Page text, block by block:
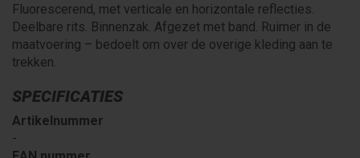
Fluorescerend, met verticale en horizontale reflecties.
Deelbare rits. Binnenzak. Afgezet met band. Ruimer in de
maatvoering – bedoelt om over de overige kleding aan te
trekken.
SPECIFICATIES
Artikelnummer
-